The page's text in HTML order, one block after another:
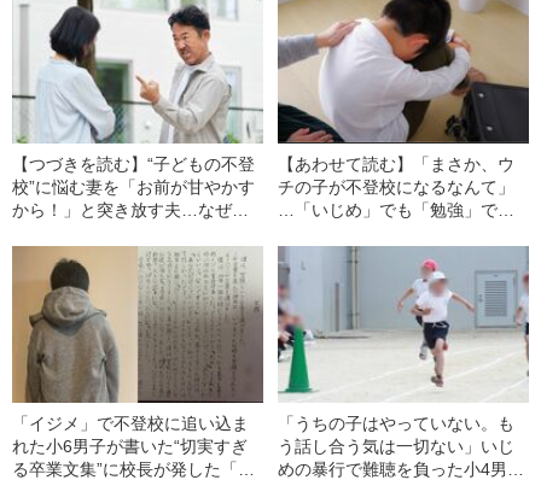
【つづきを読む】“子どもの不登
校”に悩む妻を「お前が甘やかす
から！」と突き放す夫…なぜ女
いけないのか
【あわせて読む】「まさか、ウ
チの子が不登校になるなんて」
…「いじめ」でも「勉強」でも
る“真の理由”
「イジメ」で不登校に追い込ま
れた小6男子が書いた“切実すぎ
る卒業文集”に校長が発した「驚
「うちの子はやっていない。も
う話し合う気は一切ない」いじ
めの暴行で難聴を負った小4男子